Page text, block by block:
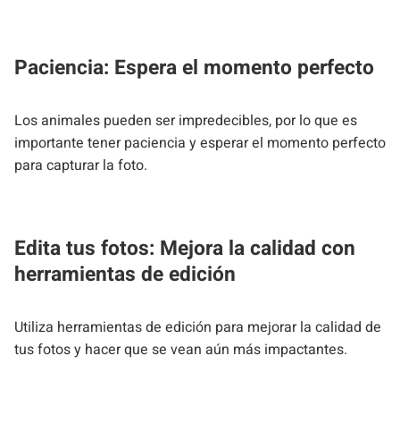
Paciencia: Espera el momento perfecto
Los animales pueden ser impredecibles, por lo que es
importante tener paciencia y esperar el momento perfecto
para capturar la foto.
Edita tus fotos: Mejora la calidad con
herramientas de edición
Utiliza herramientas de edición para mejorar la calidad de
tus fotos y hacer que se vean aún más impactantes.